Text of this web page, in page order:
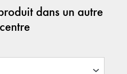
dans un autre
centre